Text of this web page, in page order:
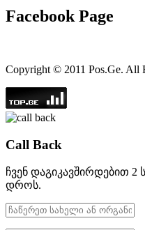
Facebook Page
Copyright © 2011 Pos.Ge. All
Call Back
ჩვენ დაგიკავშირდებით 2
დროს.